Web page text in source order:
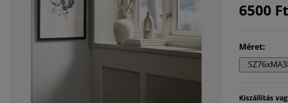
6500 Ft
Méret:
Kiszállítás
6.5420560747663545%
0.9345794392523363%
1.8691588785046727%
1.4018691588785046%